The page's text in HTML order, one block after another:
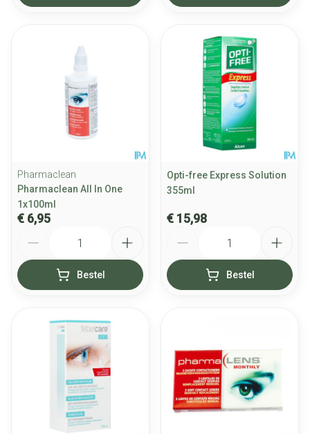
Pharmaclean
Pharmaclean All In One
1x100ml
€ 6,95
Bestel
Opti-free Express Solution
355ml
€ 15,98
Bestel